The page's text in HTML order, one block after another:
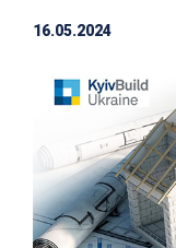
16.05.2024